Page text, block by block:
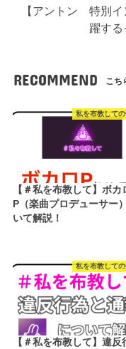
【アントン 特別
躍する
RECOMMEND こち
私を布教して
【＃私を布教して】ボカ
P（楽曲プロデューサー
いて解説！
私を布教して
【＃私を布教して】違反